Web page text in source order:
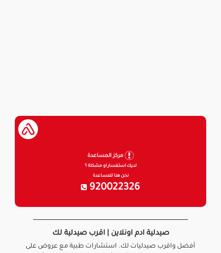
مركز المساعدة
لديك استفسار او مشكلة ؟
نحن هنا للمساعدة
920022326
صيدلية ادم اونلاين | اقرب صيدلية لك
أفضل واقرب صيدليات لك. استشارات طبية مع عروض على